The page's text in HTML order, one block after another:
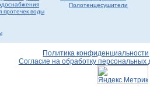
протечек воды
Полотенцесушители
Политика конфиденциальности
Согласие на обработку персональных